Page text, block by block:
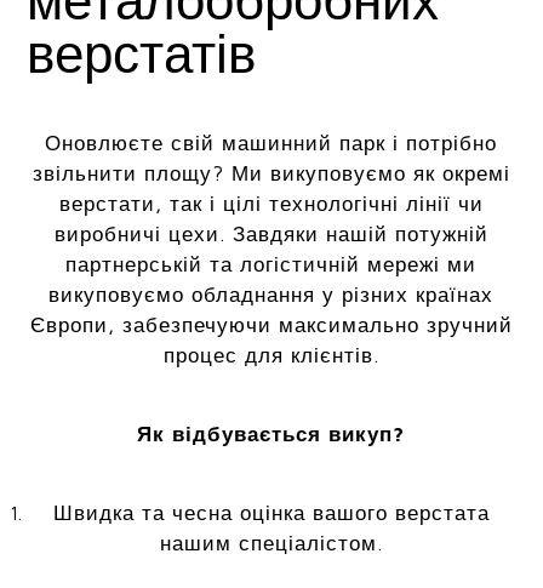
верстатів
Оновлюєте свій машинний парк і потрібно
звільнити площу? Ми викуповуємо як окремі
верстати, так і цілі технологічні лінії чи
виробничі цехи. Завдяки нашій потужній
партнерській та логістичній мережі ми
викуповуємо обладнання у різних країнах
Європи, забезпечуючи максимально зручний
процес для клієнтів.
Як відбувається викуп?
Швидка та чесна оцінка вашого верстата
нашим спеціалістом.